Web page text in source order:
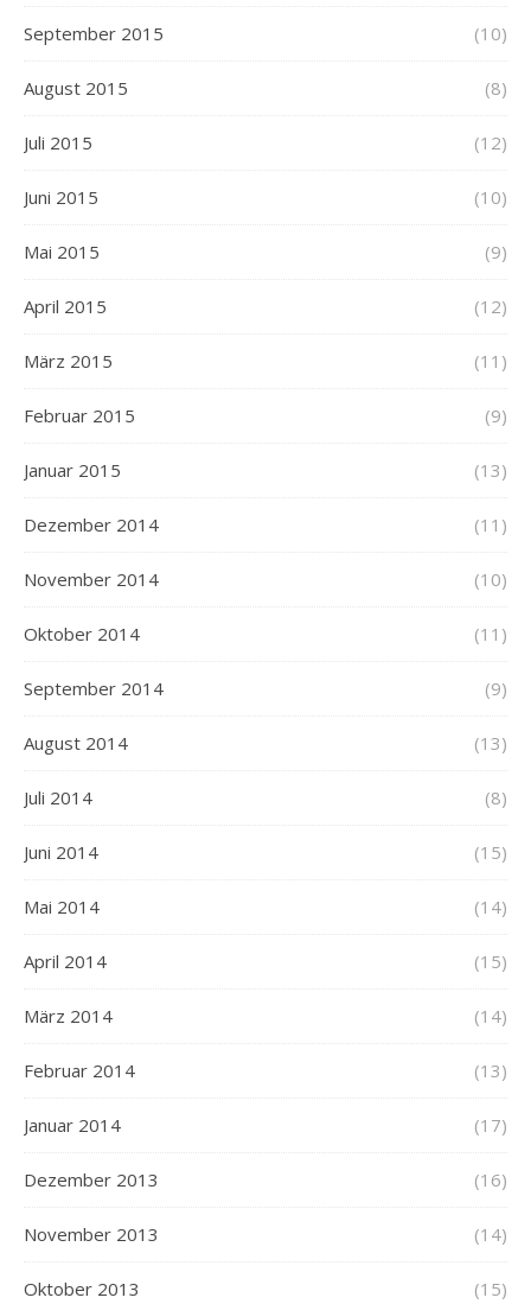
September 2015 (10)
August 2015 (8)
Juli 2015 (12)
Juni 2015 (10)
Mai 2015 (9)
April 2015 (12)
März 2015 (11)
Februar 2015 (9)
Januar 2015 (13)
Dezember 2014 (11)
November 2014 (10)
Oktober 2014 (11)
September 2014 (9)
August 2014 (13)
Juli 2014 (8)
Juni 2014 (15)
Mai 2014 (14)
April 2014 (15)
März 2014 (14)
Februar 2014 (13)
Januar 2014 (17)
Dezember 2013 (16)
November 2013 (14)
Oktober 2013 (15)